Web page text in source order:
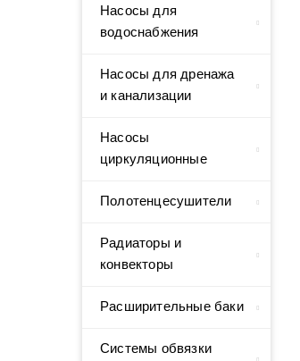
Насосы для
водоснабжения
Насосы для дренажа
и канализации
Насосы
циркуляционные
Полотенцесушители
Радиаторы и
конвекторы
Расширительные баки
Системы обвязки